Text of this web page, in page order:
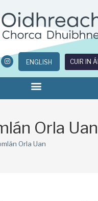
ENGLISH CUIR IN
Orla Uan
Orla Uan